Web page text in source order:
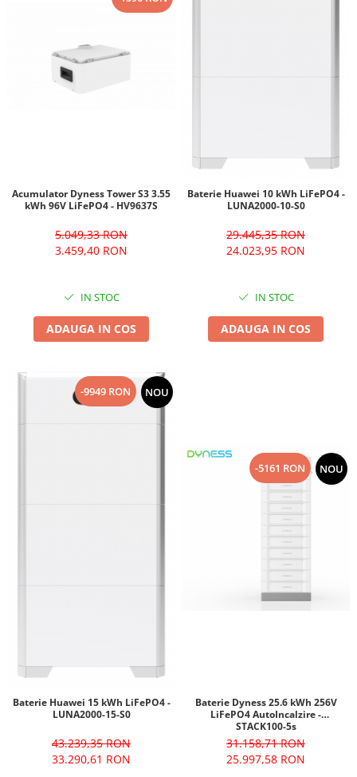
Acumulator Dyness Tower S3 3.55
kWh 96V LiFePO4 - HV9637S
5.049,33 RON
3.459,40 RON
IN STOC
ADAUGA IN COS
Baterie Huawei 10 kWh LiFePO4 -
LUNA2000-10-S0
29.445,35 RON
24.023,95 RON
IN STOC
ADAUGA IN COS
-9949 RON NOU
Baterie Huawei 15 kWh LiFePO4 -
LUNA2000-15-S0
43.239,35 RON
33.290,61 RON
-5161 RON NOU
Baterie Dyness 25.6 kWh 256V
LiFePO4 AutoIncalzire -
STACK100-5s
31.158,71 RON
25.997,58 RON